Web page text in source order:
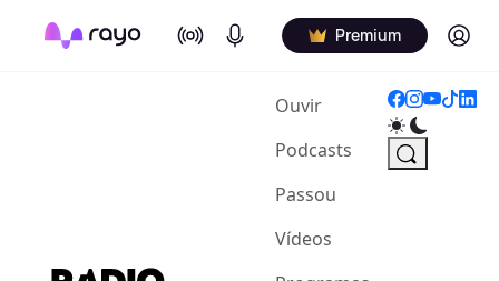
On Air Podcasts Premium Log in
Ouvir(current)
Podcasts
Passou
Vídeos